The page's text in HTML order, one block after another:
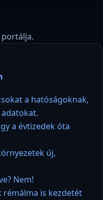
a hatóságoknak,
a évtizedek óta
új,
Nem!
rémálma is kezdetét